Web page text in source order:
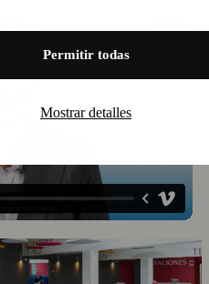
Permitir todas
Mostrar detalles